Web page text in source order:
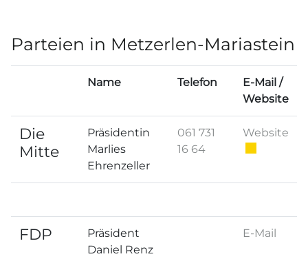
Parteien in Metzerlen-Mariastein
Name Telefon
E-Mail /
Website
Die
Mitte
Präsidentin
Marlies
Ehrenzeller
061 731
16 64
Website
FDP
Präsident
Daniel Renz
E-Mail